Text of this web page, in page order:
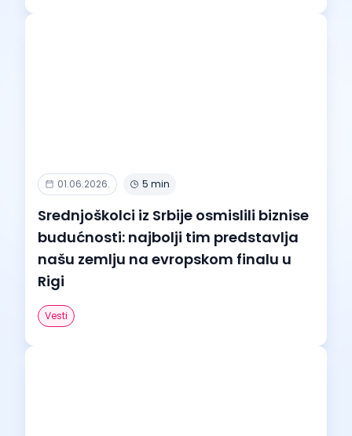
01.06.2026. 5 min
Srednjoškolci iz Srbije osmislili biznise
budućnosti: najbolji tim predstavlja
našu zemlju na evropskom finalu u
Rigi
Vesti